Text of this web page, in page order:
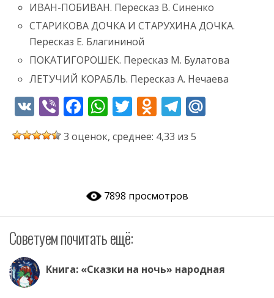
ИВАН-ПОБИВАН. Пересказ В. Синенко
СТАРИКОВА ДОЧКА И СТАРУХИНА ДОЧКА.
Пересказ Е. Благининой
ПОКАТИГОРОШЕК. Пересказ М. Булатова
ЛЕТУЧИЙ КОРАБЛЬ. Пересказ А. Нечаева
V
K
Vi
b
er
F
ac
e
o
o
k
W
h
at
p
p
T
w
itt
O
d
n
as
s
ki
T
el
e
m
3 оценок, среднее: 4,33 из 5
7898 просмотров
Советуем почитать ещё:
Книга: «Сказки на ночь» народная